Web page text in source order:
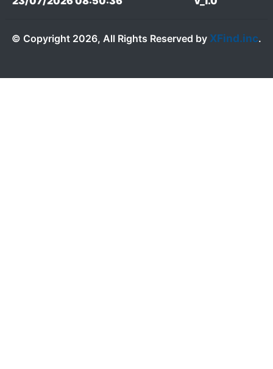
© Copyright 2026, All Rights Reserved by XFind.inc.